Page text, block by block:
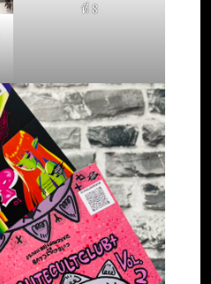
ที่ 8